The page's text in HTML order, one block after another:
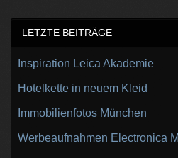
LETZTE BEITRÄGE
Inspiration Leica Akademie
Hotelkette in neuem Kleid
Immobilienfotos München
Werbeaufnahmen Electronica